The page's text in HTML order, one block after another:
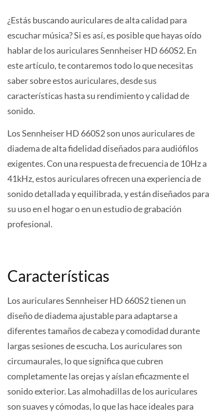
¿Estás buscando auriculares de alta calidad para
escuchar música? Si es así, es posible que hayas oído
hablar de los auriculares Sennheiser HD 660S2. En
este artículo, te contaremos todo lo que necesitas
saber sobre estos auriculares, desde sus
características hasta su rendimiento y calidad de
sonido.
Los Sennheiser HD 660S2 son unos auriculares de
diadema de alta fidelidad diseñados para audiófilos
exigentes. Con una respuesta de frecuencia de 10Hz a
41kHz, estos auriculares ofrecen una experiencia de
sonido detallada y equilibrada, y están diseñados para
su uso en el hogar o en un estudio de grabación
profesional.
Características
Los auriculares Sennheiser HD 660S2 tienen un
diseño de diadema ajustable para adaptarse a
diferentes tamaños de cabeza y comodidad durante
largas sesiones de escucha. Los auriculares son
circumaurales, lo que significa que cubren
completamente las orejas y aíslan eficazmente el
sonido exterior. Las almohadillas de los auriculares
son suaves y cómodas, lo que las hace ideales para